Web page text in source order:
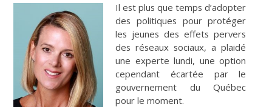
Il est plus que temps d’adopter
des politiques pour protéger
les jeunes des effets pervers
des réseaux sociaux, a plaidé
une experte lundi, une option
cependant écartée par le
gouvernement du Québec
pour le moment.